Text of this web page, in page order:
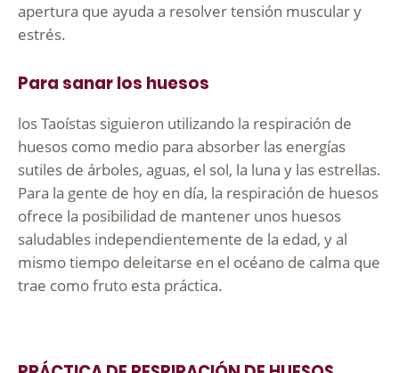
apertura que ayuda a resolver tensión muscular y
estrés.
Para sanar los huesos
los Taoístas siguieron utilizando la respiración de
huesos como medio para absorber las energías
sutiles de árboles, aguas, el sol, la luna y las estrellas.
Para la gente de hoy en día, la respiración de huesos
ofrece la posibilidad de mantener unos huesos
saludables independientemente de la edad, y al
mismo tiempo deleitarse en el océano de calma que
trae como fruto esta práctica.